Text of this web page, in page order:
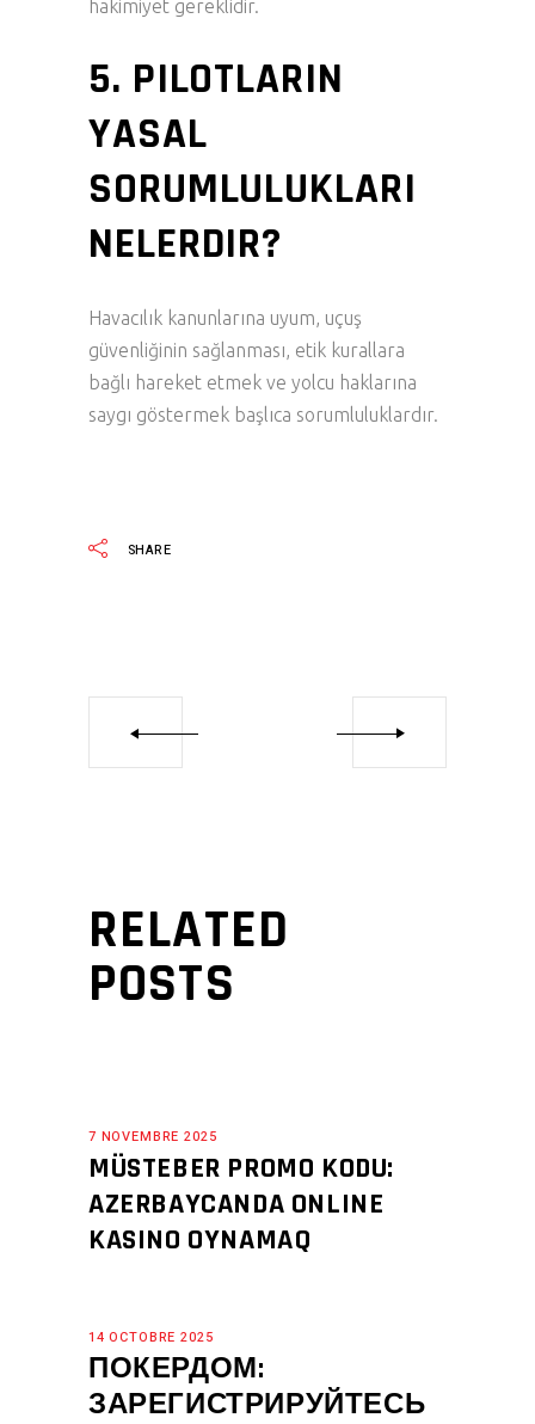
hakimiyet gereklidir.
5. PILOTLARIN
YASAL
SORUMLULUKLARI
NELERDIR?
Havacılık kanunlarına uyum, uçuş
güvenliğinin sağlanması, etik kurallara
bağlı hareket etmek ve yolcu haklarına
saygı göstermek başlıca sorumluluklardır.
SHARE
RELATED
POSTS
7 NOVEMBRE 2025
MÜSTEBER PROMO KODU:
AZERBAYCANDA ONLINE
KASINO OYNAMAQ
14 OCTOBRE 2025
ПОКЕРДОМ:
ЗАРЕГИСТРИРУЙТЕСЬ